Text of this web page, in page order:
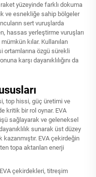
yüzeyinde farklı dokuma
ve esnekliğe sahip bölgeler
sert vuruşlarda
hassas yerleştirme vuruşları
kılar. Kullanılan
ortamlarına özgü sürekli
karşı dayanıklılığını da
top hissi, güç üretimi ve
kritik bir rol oynar. EVA
sağlayarak ve geleneksel
sunarak üst düzey
EVA çekirdeğin
topa aktarılan enerji
çekirdekleri, titreşim